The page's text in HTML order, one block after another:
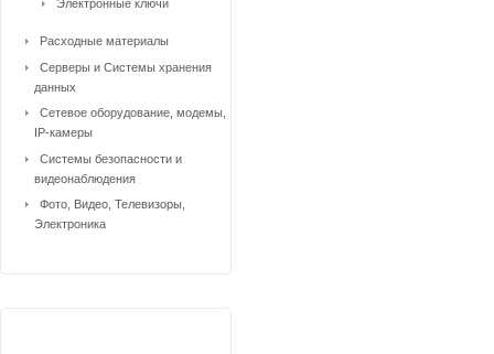
Электронные ключи
Расходные материалы
Серверы и Системы хранения
данных
Сетевое оборудование, модемы,
IP-камеры
Системы безопасности и
видеонаблюдения
Фото, Видео, Телевизоры,
Электроника